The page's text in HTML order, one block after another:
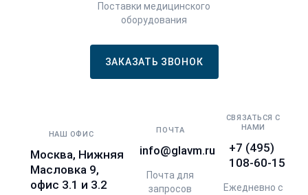
Поставки медицинского
оборудования
ЗАКАЗАТЬ ЗВОНОК
НАШ ОФИС
Москва, Нижняя
Масловка 9,
офис 3.1 и 3.2
ПОЧТА
info@glavm.ru
Почта для
запросов
СВЯЗАТЬСЯ С
НАМИ
+7 (495)
108-60-15
Ежедневно с